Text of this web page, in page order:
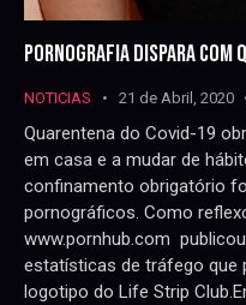
PORNOGRAFIA DISPARA COM
NOTICIAS 21 de Abril, 2020
Quarentena do Covid-19
em casa e a mudar de
confinamento obrigatório
pornográficos. Como
www.pornhub.com
estatísticas de tráfego que
logotipo do Life Strip